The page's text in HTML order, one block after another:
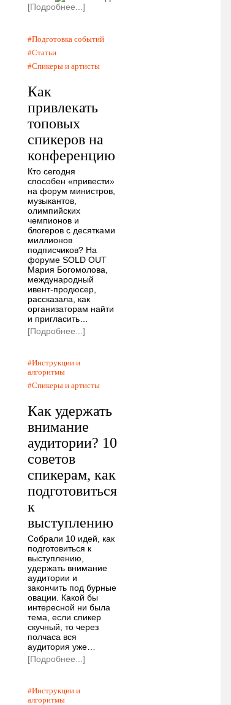
[Подробнее...]
Подготовка событий
Статьи
Спикеры и артисты
Как
привлекать
топовых
спикеров на
конференцию
Кто сегодня
способен «привести»
на форум министров,
музыкантов,
олимпийских
чемпионов и
блогеров с десятками
миллионов
подписчиков? На
форуме SOLD OUT
Мария Богомолова,
международный
ивент-продюсер,
рассказала, как
организаторам найти
и пригласить…
[Подробнее...]
Инструкции и
алгоритмы
Спикеры и артисты
Как удержать
внимание
аудитории? 10
советов
спикерам, как
подготовиться
к
выступлению
Собрали 10 идей, как
подготовиться к
выступлению,
удержать внимание
аудитории и
закончить под бурные
овации. Какой бы
интересной ни была
тема, если спикер
скучный, то через
полчаса вся
аудитория уже…
[Подробнее...]
Инструкции и
алгоритмы